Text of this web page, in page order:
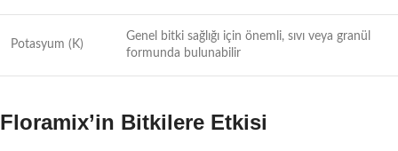
Potasyum (K)
Genel bitki sağlığı için önemli, sıvı veya granül
formunda bulunabilir
Floramix’in Bitkilere Etkisi